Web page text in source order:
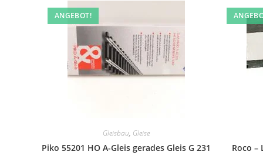
ANGEBOT!
Gleisbau, Gleise
Piko 55201 HO A-Gleis gerades Gleis G 231 Roco